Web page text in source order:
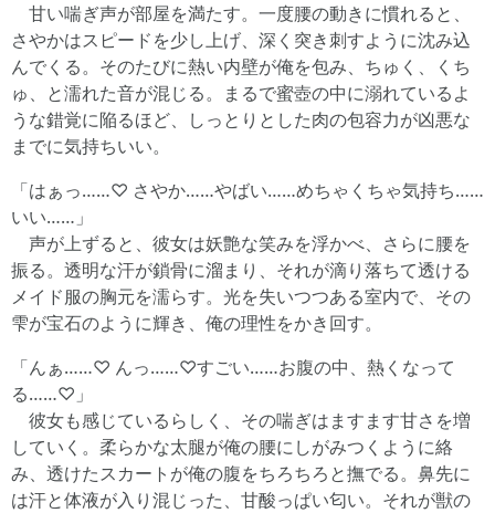
甘い喘ぎ声が部屋を満たす。一度腰の動きに慣れると、
さやかはスピードを少し上げ、深く突き刺すように沈み込
んでくる。そのたびに熱い内壁が俺を包み、ちゅく、くち
ゅ、と濡れた音が混じる。まるで蜜壺の中に溺れているよ
うな錯覚に陥るほど、しっとりとした肉の包容力が凶悪な
までに気持ちいい。
「はぁっ……♡ さやか……やばい……めちゃくちゃ気持ち……
いい……」
声が上ずると、彼女は妖艶な笑みを浮かべ、さらに腰を
振る。透明な汗が鎖骨に溜まり、それが滴り落ちて透ける
メイド服の胸元を濡らす。光を失いつつある室内で、その
雫が宝石のように輝き、俺の理性をかき回す。
「んぁ……♡ んっ……♡すごい……お腹の中、熱くなって
る……♡」
彼女も感じているらしく、その喘ぎはますます甘さを増
していく。柔らかな太腿が俺の腰にしがみつくように絡
み、透けたスカートが俺の腹をちろちろと撫でる。鼻先に
は汗と体液が入り混じった、甘酸っぱい匂い。それが獣の